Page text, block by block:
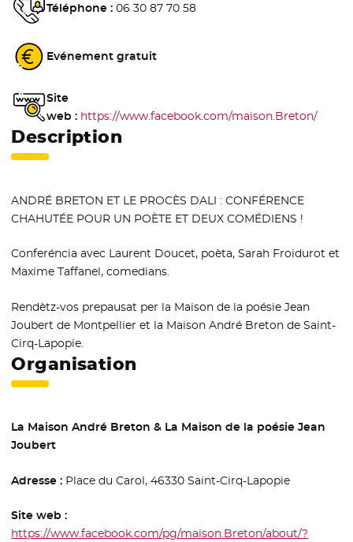
Téléphone : 06 30 87 70 58
Evénement gratuit
Site
web : https://www.facebook.com/maison.Breton/
Description
ANDRÉ BRETON ET LE PROCÈS DALI : CONFÉRENCE
CHAHUTÉE POUR UN POÈTE ET DEUX COMÉDIENS !
Conferéncia avec Laurent Doucet, poèta, Sarah Froidurot et
Maxime Taffanel, comedians.
Rendètz-vos prepausat per la Maison de la poésie Jean
Joubert de Montpellier et la Maison André Breton de Saint-
Cirq-Lapopie.
Organisation
La Maison André Breton & La Maison de la poésie Jean
Joubert
Adresse : Place du Carol, 46330 Saint-Cirq-Lapopie
Site web :
https://www.facebook.com/pg/maison.Breton/about/?